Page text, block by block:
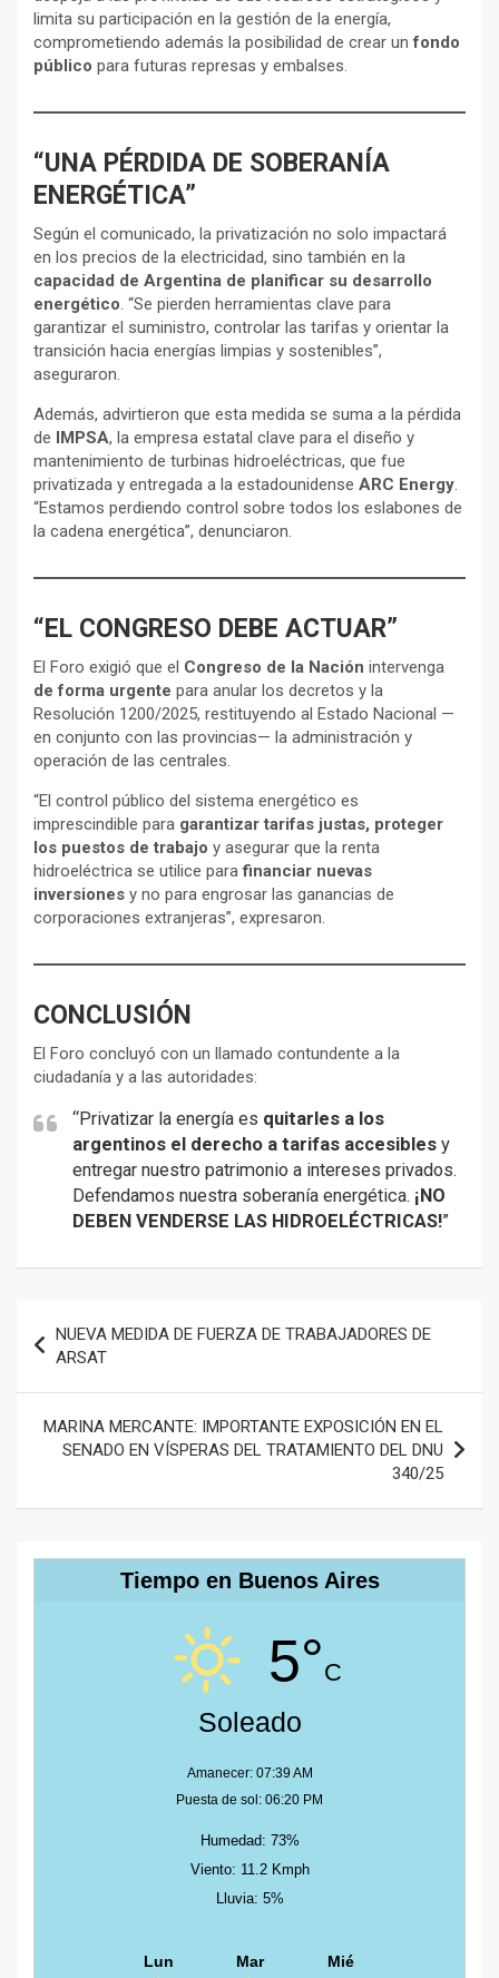
limita su participación en la gestión de la energía,
comprometiendo además la posibilidad de crear unfondo
público para futuras represas y embalses.
“UNA PÉRDIDA DE SOBERANÍA
ENERGÉTICA”
Según el comunicado, la privatización no solo impactará
en los precios de la electricidad, sino también en la
capacidad de Argentina de planificar su desarrollo
energético. “Se pierden herramientas clave para
garantizar el suministro, controlar las tarifas y orientar la
transición hacia energías limpias y sostenibles”,
aseguraron.
Además, advirtieron que esta medida se suma a la pérdida
de
IMPSA, la empresa estatal clave para el diseño y
mantenimiento de turbinas hidroeléctricas, que fue
privatizada y entregada a la estadounidense ARC Energy.
“Estamos perdiendo control sobre todos los eslabones de
la cadena energética”, denunciaron.
“EL CONGRESO DEBE ACTUAR”
El Foro exigió que el Congreso de la Nación intervenga
de forma urgente para anular los decretos y la
Resolución 1200/2025, restituyendo al Estado Nacional —
en conjunto con las provincias— la administración y
operación de las centrales.
“El control público del sistema energético es
imprescindible para garantizar tarifas justas, proteger
los puestos de trabajo y asegurar que la renta
hidroeléctrica se utilice parafinanciar nuevas
inversiones y no para engrosar las ganancias de
corporaciones extranjeras”, expresaron.
CONCLUSIÓN
El Foro concluyó con un llamado contundente a la
ciudadanía y a las autoridades:
“Privatizar la energía es quitarles a los
argentinos el derecho a tarifas accesibles y
entregar nuestro patrimonio a intereses privados.
Defendamos nuestra soberanía energética. ¡NO
DEBEN VENDERSE LAS HIDROELÉCTRICAS!”
de
entradas
NUEVA MEDIDA DE FUERZA DE TRABAJADORES DE
ARSAT
MARINA MERCANTE: IMPORTANTE EXPOSICIÓN EN EL
SENADO EN VÍSPERAS DEL TRATAMIENTO DEL DNU
340/25
Tiempo en Buenos Aires
5°C
Soleado
Amanecer: 07:39 AM
Puesta de sol: 06:20 PM
Humedad: 73%
Viento: 11.2 Kmph
Lluvia: 5%
Lun Mar Mié